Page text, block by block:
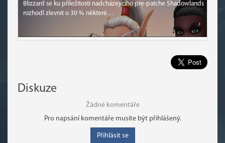
Blizzard se ku příležitosti nadcházejícího pre-patche Shadowlands
rozhodl zlevnit o 30 % některé…
Diskuze
Žádné komentáře
Pro napsání komentáře musíte být přihlášený.
Přihlásit se